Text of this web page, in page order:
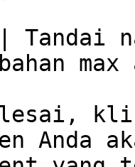
Tandai
Anda